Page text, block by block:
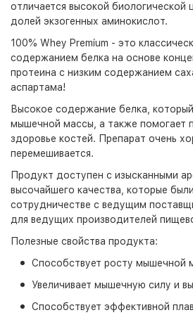
отличается высокой
долей экзогенных аминокислот.
100% Whey Premium - это
содержанием белка на основе
протеина с низким содержанием
аспартама!
Высокое содержание белка,
мышечной массы, а также помогает
здоровье костей. Препарат очень
перемешивается.
Продукт доступен с изысканными
высочайшего качества, которые
сотрудничестве с ведущим
для ведущих производителей
Полезные свойства продукта:
Способствует росту мышечной
Увеличивает мышечную силу и
Способствует эффективной